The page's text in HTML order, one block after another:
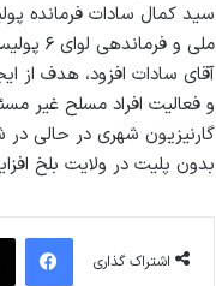
ملی و فرماندهی لوای ۶ پولیس امن ونظم عامه است.
آقاى سادات افزود، هدف از
و فعالیت افراد مسلح غیر
گارنیزیون شهری در حالی
بدون پليت در ولايت بلخ
اشتراک گذاری
فیس بوک